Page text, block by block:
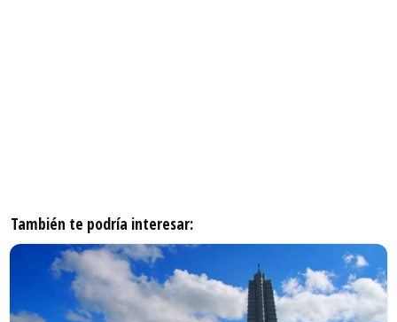
También te podría interesar: